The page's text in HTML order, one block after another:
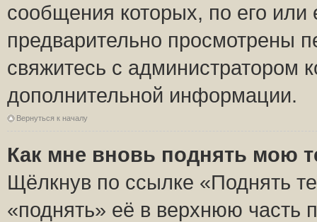
сообщения которых, по его
предварительно просмотрены
свяжитесь с администратором
дополнительной информации.
Вернуться к началу
Как мне вновь поднять мою
Щёлкнув по ссылке «Поднять
«поднять» её в верхнюю часть